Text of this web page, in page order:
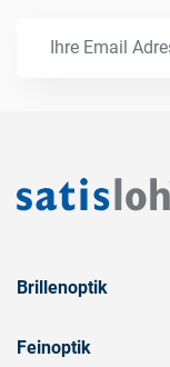
Brillenoptik
Feinoptik